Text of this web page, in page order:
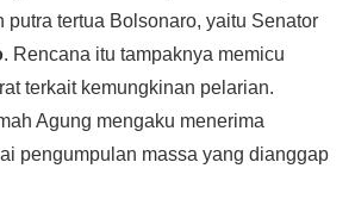
putra tertua Bolsonaro, yaitu Senator
. Rencana itu tampaknya memicu
terkait kemungkinan pelarian.
Agung mengaku menerima
pengumpulan massa yang dianggap